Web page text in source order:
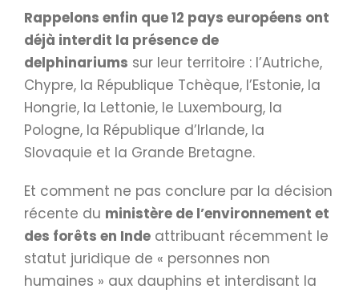
Rappelons enfin que 12 pays européens ont
déjà interdit la présence de
delphinariums sur leur territoire : l’Autriche,
Chypre, la République Tchèque, l’Estonie, la
Hongrie, la Lettonie, le Luxembourg, la
Pologne, la République d’Irlande, la
Slovaquie et la Grande Bretagne.
Et comment ne pas conclure par la décision
récente du ministère de l’environnement et
des forêts en Inde attribuant récemment le
statut juridique de « personnes non
humaines » aux dauphins et interdisant la